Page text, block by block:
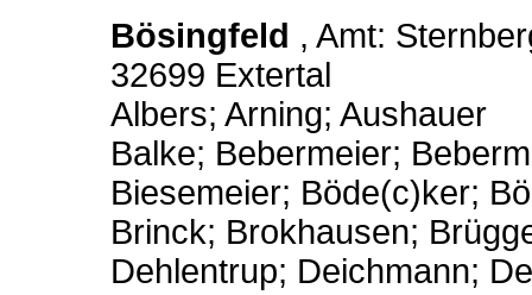
Bösingfeld , Amt:
32699 Extertal
Albers; Arning; Aushauer
Balke; Bebermeier;
Biesemeier; Böde(c)ker;
Brinck; Brokhausen;
Dehlentrup; Deichmann;